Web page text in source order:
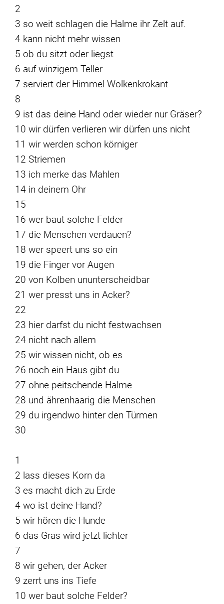
2
3 so weit schlagen die Halme ihr Zelt auf.
4 kann nicht mehr wissen
5 ob du sitzt oder liegst
6 auf winzigem Teller
7 serviert der Himmel Wolkenkrokant
8
9 ist das deine Hand oder wieder nur Gräser?
10 wir dürfen verlieren wir dürfen uns nicht
11 wir werden schon körniger
12 Striemen
13 ich merke das Mahlen
14 in deinem Ohr
15
16 wer baut solche Felder
17 die Menschen verdauen?
18 wer speert uns so ein
19 die Finger vor Augen
20 von Kolben ununterscheidbar
21 wer presst uns in Acker?
22
23 hier darfst du nicht festwachsen
24 nicht nach allem
25 wir wissen nicht, ob es
26 noch ein Haus gibt du
27 ohne peitschende Halme
28 und ährenhaarig die Menschen
29 du irgendwo hinter den Türmen
30
1
2 lass dieses Korn da
3 es macht dich zu Erde
4 wo ist deine Hand?
5 wir hören die Hunde
6 das Gras wird jetzt lichter
7
8 wir gehen, der Acker
9 zerrt uns ins Tiefe
10 wer baut solche Felder?